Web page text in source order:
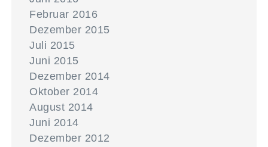
Februar 2016
Dezember 2015
Juli 2015
Juni 2015
Dezember 2014
Oktober 2014
August 2014
Juni 2014
Dezember 2012